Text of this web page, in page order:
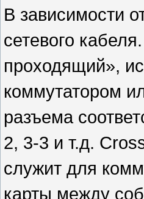
В зависимости
сетевого
проходящий»,
коммутатором
разъема
2, 3-3 и т.д.
служит для
карты между